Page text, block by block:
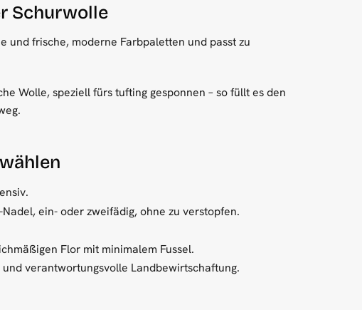
Schurwolle
und frische, moderne Farbpaletten und passt zu
Wolle, speziell fürs tufting gesponnen – so füllt es den
ein- oder zweifädig, ohne zu verstopfen.
Flor mit minimalem Fussel.
verantwortungsvolle Landbewirtschaftung.